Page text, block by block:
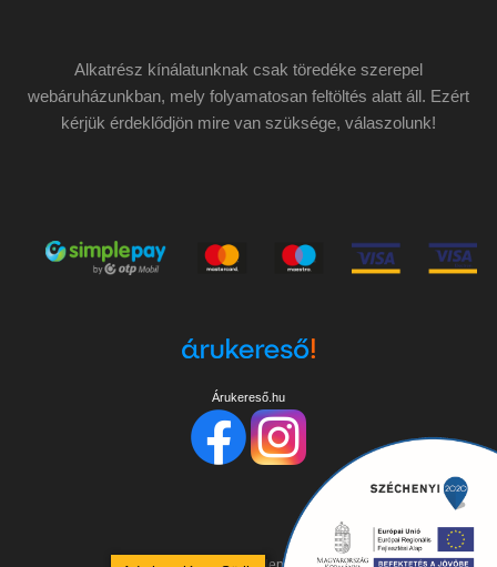
Alkatrész kínálatunknak csak töredéke szerepel
webáruházunkban, mely folyamatosan feltöltés alatt áll. Ezért
kérjük érdeklődjön mire van szüksége, válaszolunk!
Árukereső.hu